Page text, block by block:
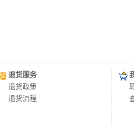
退货服务
退货政策
退货流程